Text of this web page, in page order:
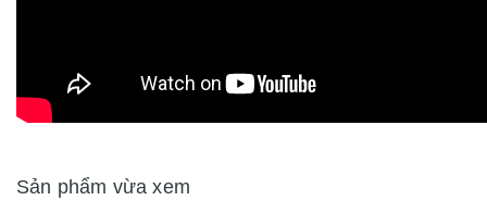
Sản phẩm vừa xem